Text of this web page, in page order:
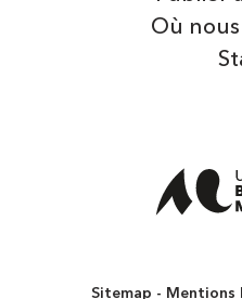
Où
Sitemap Mentions